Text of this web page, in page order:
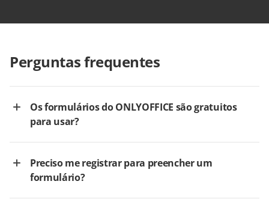
Perguntas frequentes
Os formulários do ONLYOFFICE são gratuitos
para usar?
Preciso me registrar para preencher um
formulário?